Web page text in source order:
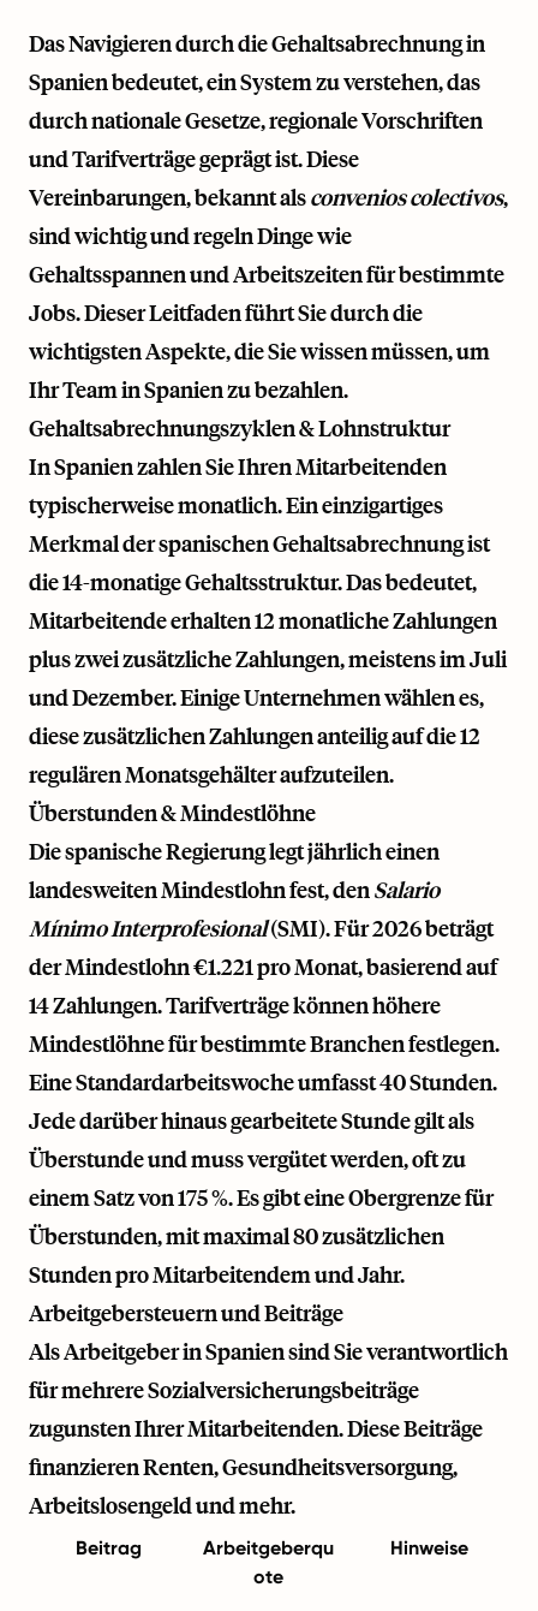
Das Navigieren durch die Gehaltsabrechnung in
Spanien bedeutet, ein System zu verstehen, das
durch nationale Gesetze, regionale Vorschriften
und Tarifverträge geprägt ist. Diese
Vereinbarungen, bekannt alsconvenios colectivos,
sind wichtig und regeln Dinge wie
Gehaltsspannen und Arbeitszeiten für bestimmte
Jobs. Dieser Leitfaden führt Sie durch die
wichtigsten Aspekte, die Sie wissen müssen, um
Ihr Team in Spanien zu bezahlen.
Gehaltsabrechnungszyklen & Lohnstruktur
In Spanien zahlen Sie Ihren Mitarbeitenden
typischerweise monatlich. Ein einzigartiges
Merkmal der spanischen Gehaltsabrechnung ist
die 14-monatige Gehaltsstruktur. Das bedeutet,
Mitarbeitende erhalten 12 monatliche Zahlungen
plus zwei zusätzliche Zahlungen, meistens im Juli
und Dezember. Einige Unternehmen wählen es,
diese zusätzlichen Zahlungen anteilig auf die 12
regulären Monatsgehälter aufzuteilen.
Überstunden & Mindestlöhne
Die spanische Regierung legt jährlich einen
landesweiten Mindestlohn fest, denSalario
Mínimo Interprofesional(SMI). Für 2026 beträgt
der Mindestlohn €1.221 pro Monat, basierend auf
14 Zahlungen. Tarifverträge können höhere
Mindestlöhne für bestimmte Branchen festlegen.
Eine Standardarbeitswoche umfasst 40 Stunden.
Jede darüber hinaus gearbeitete Stunde gilt als
Überstunde und muss vergütet werden, oft zu
einem Satz von 175 %. Es gibt eine Obergrenze für
Überstunden, mit maximal 80 zusätzlichen
Stunden pro Mitarbeitendem und Jahr.
Arbeitgebersteuern und Beiträge
Als Arbeitgeber in Spanien sind Sie verantwortlich
für mehrere Sozialversicherungsbeiträge
zugunsten Ihrer Mitarbeitenden. Diese Beiträge
finanzieren Renten, Gesundheitsversorgung,
Arbeitslosengeld und mehr.
Beitrag
Arbeitgeberqu
ote
Hinweise